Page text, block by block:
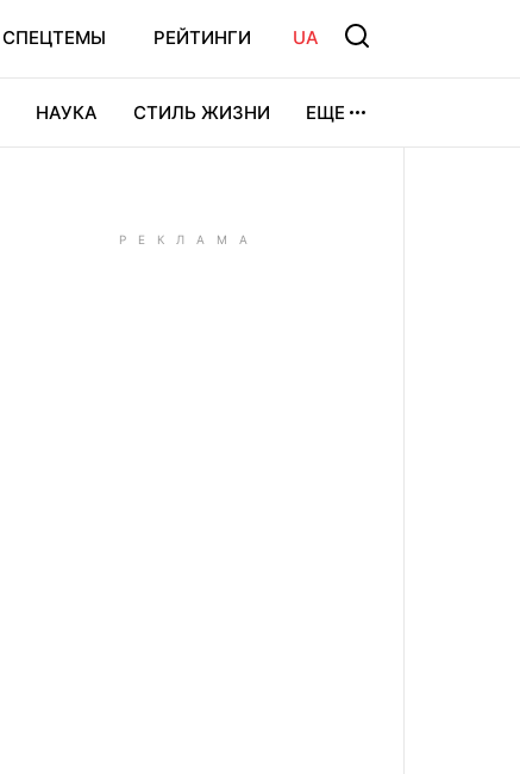
СПЕЦТЕМЫ РЕЙТИНГИ UA
НАУКА СТИЛЬ ЖИЗНИ ЕЩЕ